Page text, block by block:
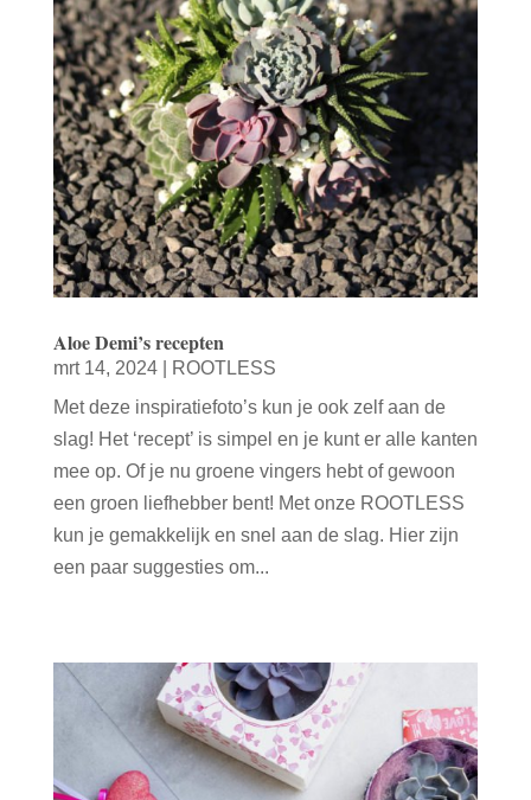
Aloe Demi’s recepten
mrt 14, 2024|
ROOTLESS
Met deze inspiratiefoto’s kun je ook zelf aan de
slag! Het ‘recept’ is simpel en je kunt er alle kanten
mee op. Of je nu groene vingers hebt of gewoon
een groen liefhebber bent! Met onze ROOTLESS
kun je gemakkelijk en snel aan de slag. Hier zijn
een paar suggesties om...